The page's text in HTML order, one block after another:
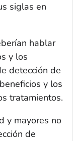
siglas en
hablar
y los
detección de
y los
tratamientos.
y mayores no
de